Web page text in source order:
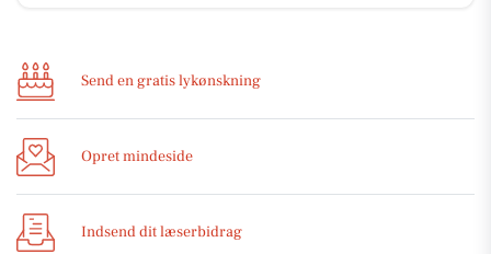
Send en gratis lykønskning
Opret mindeside
Indsend dit læserbidrag